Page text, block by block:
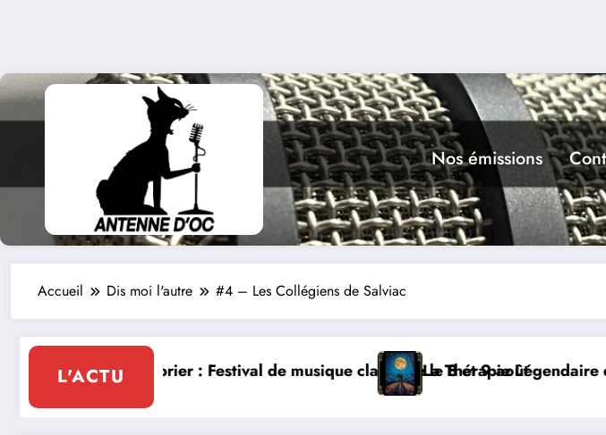
Nos émissions
Accueil Dis moi l'autre #4 – Les Collégiens de Salviac
L'ACTU
de musique classique le 8 et 9 aoûtLa Thérapie Légendaire dimanche 9 à Prayssac